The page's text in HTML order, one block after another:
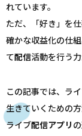
れています。
ただ、「好き」を
確かな収益化の仕
て配信活動を行う力
この記事では、ラ
生きていくための
ライブ配信アプリ